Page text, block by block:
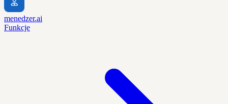
menedzer.ai
Funkcje